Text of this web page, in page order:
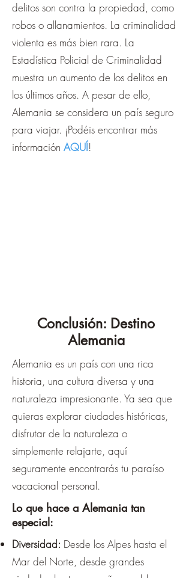
delitos son contra la propiedad, como
robos o allanamientos. La criminalidad
violenta es más bien rara. La
Estadística Policial de Criminalidad
muestra un aumento de los delitos en
los últimos años. A pesar de ello,
Alemania se considera un país seguro
para viajar. ¡Podéis encontrar más
información AQUÍ!
Conclusión: Destino
Alemania
Alemania es un país con una rica
historia, una cultura diversa y una
naturaleza impresionante. Ya sea que
quieras explorar ciudades históricas,
disfrutar de la naturaleza o
simplemente relajarte, aquí
seguramente encontrarás tu paraíso
vacacional personal.
Lo que hace a Alemania tan
especial:
Diversidad: Desde los Alpes hasta el
Mar del Norte, desde grandes